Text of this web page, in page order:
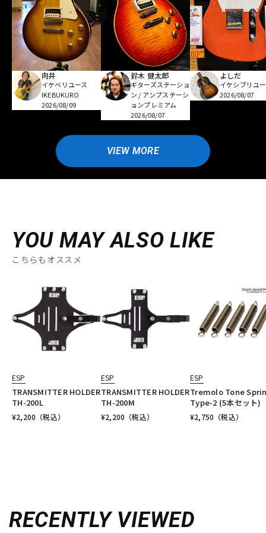
向井
イケベリユース
IKEBUKURO
2026/08/09
鈴木 健太郎
ギターズステーショ
ン / アンプステーシ
ョンプレミアム
2026/08/07
よしだ
イケシブリユ
2026/08/07
VIEW MORE
YOU MAY ALSO LIKE
こちらもオススメ
ESP
TRANSMITTER HOLDER
TH-200L
¥2,200 （税込）
ESP
TRANSMITTER HOLDER
TH-200M
¥2,200 （税込）
ESP
Tremolo Tone
Type-2 (5本セット)
¥2,750 （税込）
RECENTLY VIEWED